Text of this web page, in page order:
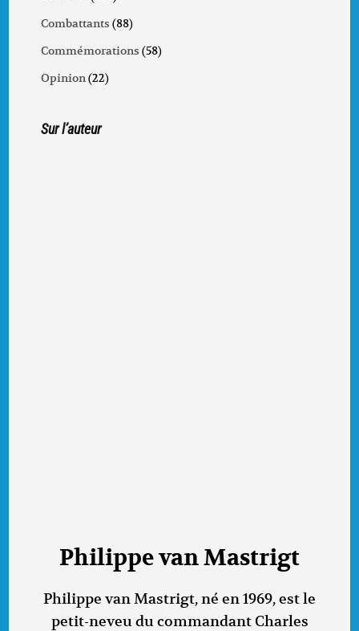
Combattants (88)
Commémorations (58)
Opinion(22)
Sur l’auteur
Philippe van Mastrigt
Philippe van Mastrigt, né en 1969, est le
petit-neveu du commandant Charles